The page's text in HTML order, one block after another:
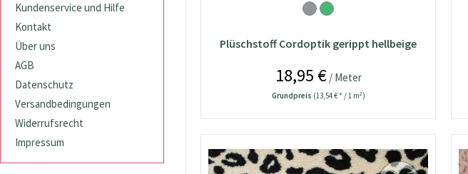
Kundenservice und Hilfe
Kontakt
Über uns
AGB
Datenschutz
Versandbedingungen
Widerrufsrecht
Impressum
Plüschstoff Cordoptik gerippt hellbeige
18,95 €/ Meter
Grundpreis (13,54 € * / 1 m²)